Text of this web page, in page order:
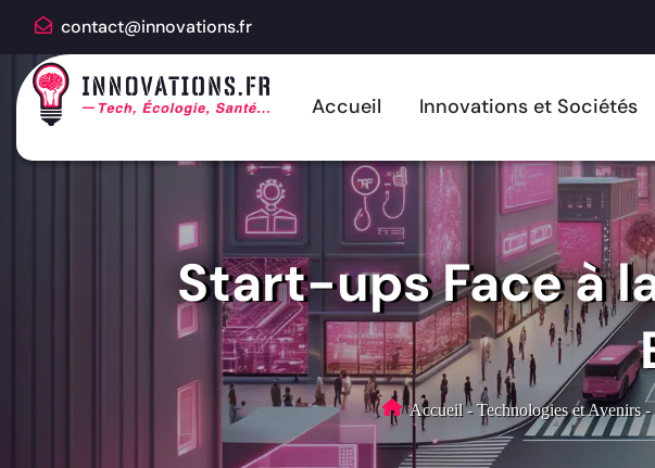
contact@innovations.fr
Accueil Innovations et Sociétés
Start-ups Face à
Accueil - Technologies et Avenirs -